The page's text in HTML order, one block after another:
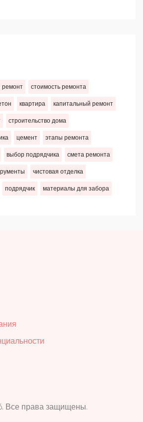
ремонт стоимость ремонта
квартира капитальный ремонт
строительство дома
цемент этапы ремонта
выбор подрядчика смета ремонта
чистовая отделка
подрядчик материалы для забора
Все права защищены.